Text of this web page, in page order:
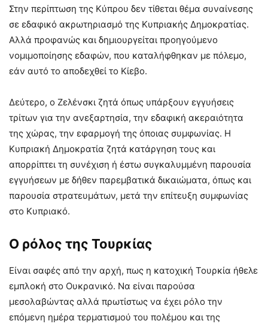
Στην περίπτωση της Κύπρου δεν τίθεται θέμα συναίνεσης
σε εδαφικό ακρωτηριασμό της Κυπριακής Δημοκρατίας.
Αλλά προφανώς και δημιουργείται προηγούμενο
νομιμοποίησης εδαφών, που καταλήφθηκαν με πόλεμο,
εάν αυτό το αποδεχθεί το Κίεβο.
Δεύτερο, ο Ζελένσκι ζητά όπως υπάρξουν εγγυήσεις
τρίτων για την ανεξαρτησία, την εδαφική ακεραιότητα
της χώρας, την εφαρμογή της όποιας συμφωνίας. Η
Κυπριακή Δημοκρατία ζητά κατάργηση τους και
απορρίπτει τη συνέχιση ή έστω συγκαλυμμένη παρουσία
εγγυήσεων με δήθεν παρεμβατικά δικαιώματα, όπως και
παρουσία στρατευμάτων, μετά την επίτευξη συμφωνίας
στο Κυπριακό.
Ο ρόλος της Τουρκίας
Είναι σαφές από την αρχή, πως η κατοχική Τουρκία ήθελε
εμπλοκή στο Ουκρανικό. Να είναι παρούσα
μεσολαβώντας αλλά πρωτίστως να έχει ρόλο την
επόμενη ημέρα τερματισμού του πολέμου και της